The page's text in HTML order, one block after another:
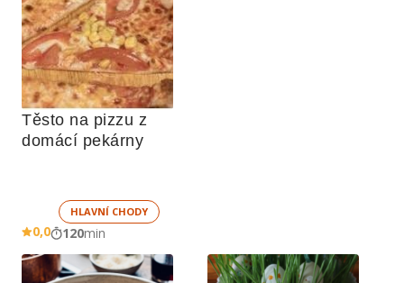
Těsto na pizzu z
domácí pekárny
HLAVNÍ CHODY
0,0 120min